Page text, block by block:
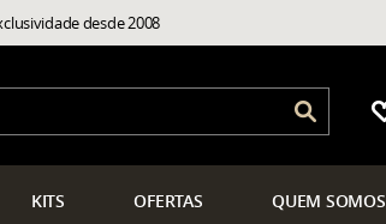
desde 2008
KITS OFERTAS QUEM SOMOS